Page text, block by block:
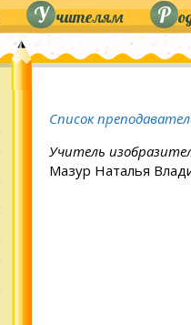
У чителям Р
Список
Учитель
Мазур Наталья